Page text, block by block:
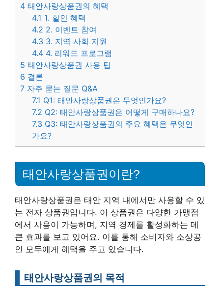
4 태안사랑상품권의 혜택
4.1 1. 할인 혜택
4.2 2. 이벤트 참여
4.3 3. 지역 사회 지원
4.4 4. 리워드 프로그램
5 태안사랑상품권 사용 팁
6 결론
7 자주 묻는 질문 Q&A
7.1 Q1: 태안사랑상품권은 무엇인가요?
7.2 Q2: 태안사랑상품권은 어떻게 구매하나요?
7.3 Q3: 태안사랑상품권의 주요 혜택은 무엇인
가요?
태안사랑상품권이란?
태안사랑상품권은 태안 지역 내에서만 사용할 수 있
는 전자 상품권입니다. 이 상품권은 다양한 가맹점
에서 사용이 가능하며, 지역 경제를 활성화하는 데
큰 효과를 보고 있어요. 이를 통해 소비자와 소상공
인 모두에게 혜택을 주고 있습니다.
태안사랑상품권의 목적